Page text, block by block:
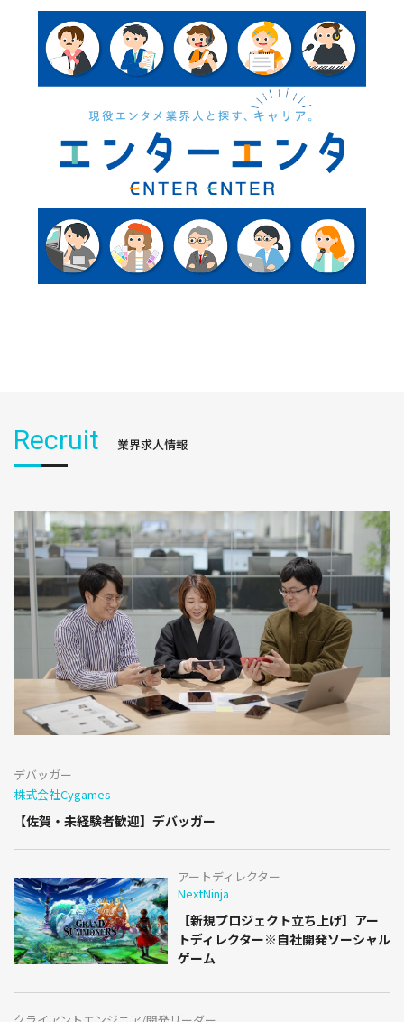
Recruit 業界求人情報
デバッガー
株式会社Cygames
【佐賀・未経験者歓迎】デバッガー
アートディレクター
NextNinja
【新規プロジェクト立ち上げ】アー
トディレクター※自社開発ソーシャル
ゲーム